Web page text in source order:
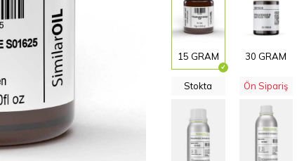
15 GRAM 30 GRAM
Stokta Ön Sipariş